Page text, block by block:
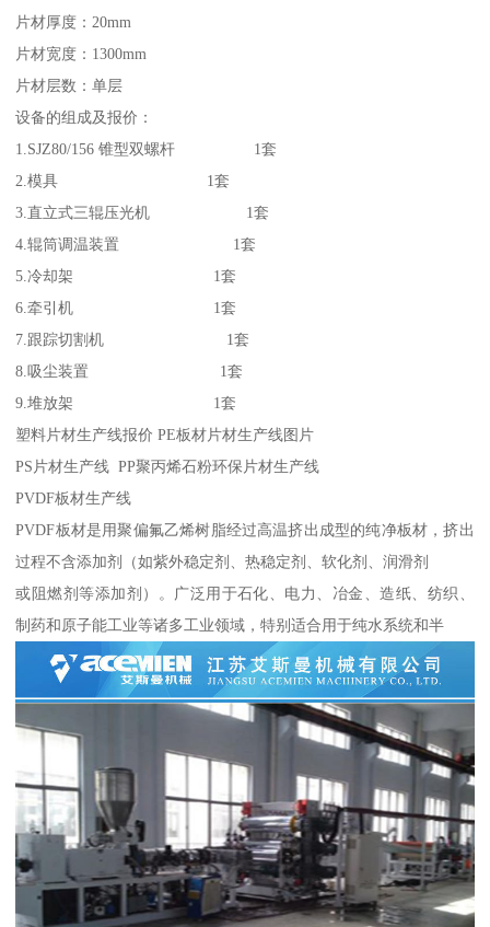
片材厚度：20mm
片材宽度：1300mm
片材层数：单层
设备的组成及报价：
1.SJZ80/156 锥型双螺杆 1套
2.模具 1套
3.直立式三辊压光机 1套
4.辊筒调温装置 1套
5.冷却架 1套
6.牵引机 1套
7.跟踪切割机 1套
8.吸尘装置 1套
9.堆放架 1套
塑料片材生产线报价 PE板材片材生产线图片
PS片材生产线 PP聚丙烯石粉环保片材生产线
PVDF板材生产线
PVDF板材是用聚偏氟乙烯树脂经过高温挤出成型的纯净板材，挤出
过程不含添加剂（如紫外稳定剂、热稳定剂、软化剂、润滑剂
或阻燃剂等添加剂）。广泛用于石化、电力、冶金、造纸、纺织、
制药和原子能工业等诸多工业领域，特别适合用于纯水系统和半